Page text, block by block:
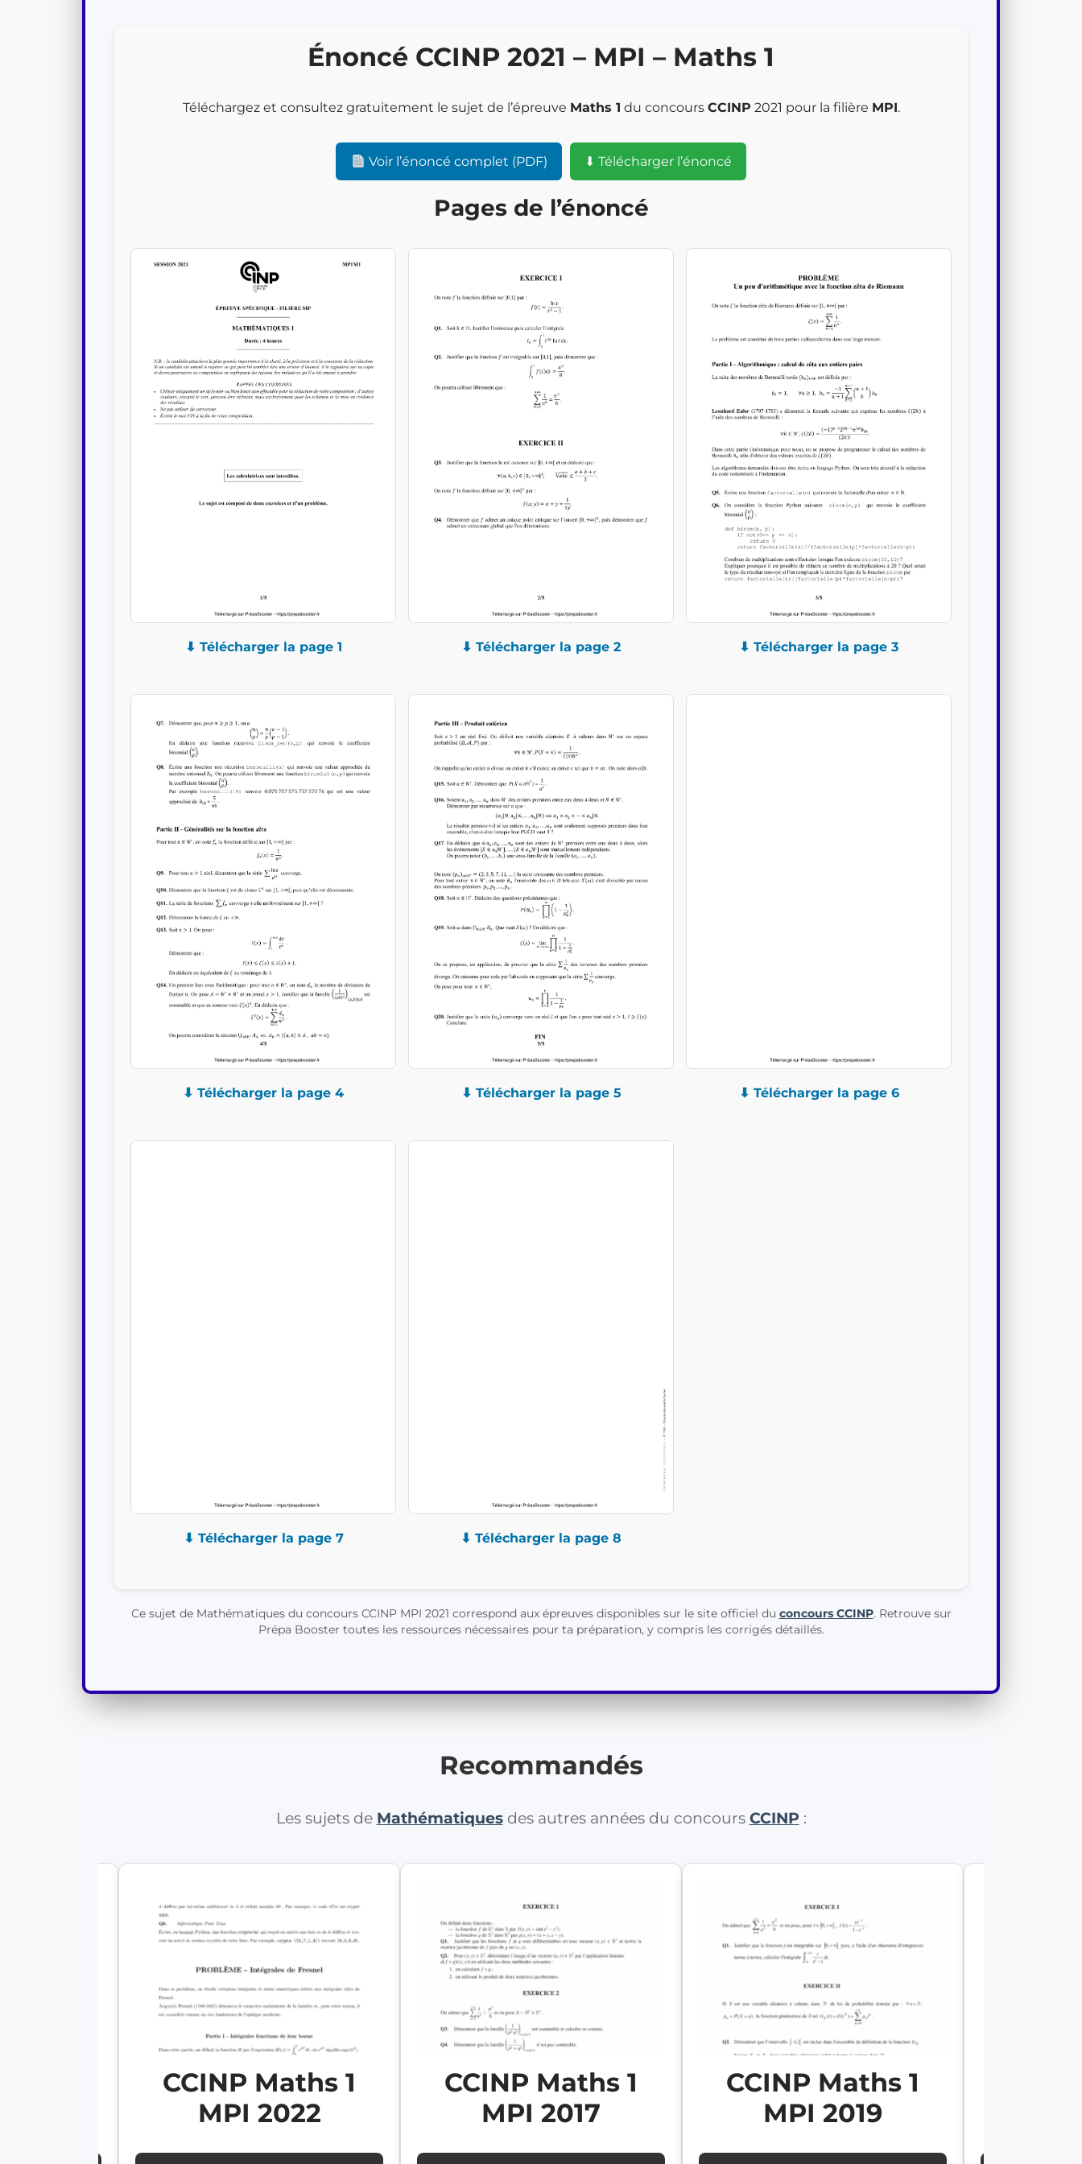
Énoncé CCINP 2021 – MPI – Maths 1
Téléchargez et consultez gratuitement le sujet de l’épreuve Maths 1 du concours CCINP 2021 pour la filière MPI.
Voir l’énoncé complet (PDF) ⬇ Télécharger l’énoncé
Pages de l’énoncé
⬇ Télécharger la page 1 ⬇ Télécharger la page 2 ⬇ Télécharger la page 3
⬇ Télécharger la page 4 ⬇ Télécharger la page 5 ⬇ Télécharger la page 6
⬇ Télécharger la page 7 ⬇ Télécharger la page 8
Ce sujet de Mathématiques du concours CCINP MPI 2021 correspond aux épreuves disponibles sur le site officiel du concours CCINP. Retrouve sur
Prépa Booster toutes les ressources nécessaires pour ta préparation, y compris les corrigés détaillés.
Recommandés
Les sujets de Mathématiquesdes autres années du concours CCINP :
CCINP Maths 1
MPI 2022
CCINP Maths 1
MPI 2017
CCINP Maths 1
MPI 2019